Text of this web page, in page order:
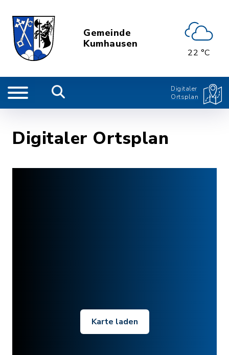
Gemeinde
Kumhausen
22 °C
Digitaler
Ortsplan
Digitaler Ortsplan
Karte laden